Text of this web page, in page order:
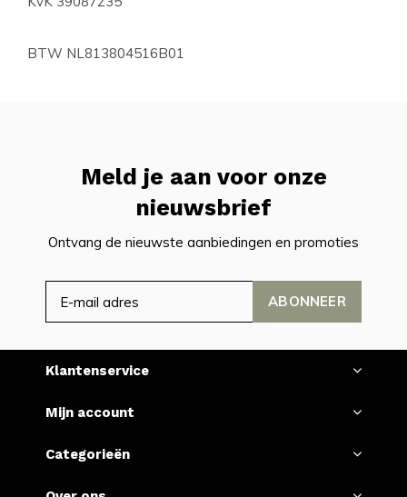
BTW NL813804516B01
Meld je aan voor onze
nieuwsbrief
Ontvang de nieuwste aanbiedingen en promoties
ABONNEER
Klantenservice
Mijn account
Categorieën